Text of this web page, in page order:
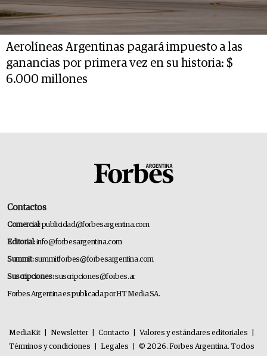
Aerolíneas Argentinas pagará impuesto a las
ganancias por primera vez en su historia: $
6.000 millones
Contactos
Comercial:publicidad@forbesargentina.com
Editorial:info@forbesargentina.com
Summit:summitforbes@forbesargentina.com
Suscripciones:suscripciones@forbes.ar
Forbes Argentina es publicada por HT Media SA.
MediaKit Newsletter Contacto Valores y estándares editoriales
Términos y condiciones
Legales © 2026. Forbes Argentina. Todos